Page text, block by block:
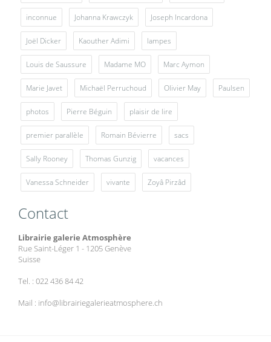
inconnue Johanna Krawczyk Joseph Incardona
Joël Dicker Kaouther Adimi lampes
Louis de Saussure Madame MO Marc Aymon
Marie Javet Michaël Perruchoud Olivier May Paulsen
photos Pierre Béguin plaisir de lire
premier parallèle Romain Bévierre sacs
Sally Rooney Thomas Gunzig vacances
Vanessa Schneider vivante Zoyâ Pirzâd
Contact
Librairie galerie Atmosphère
Rue Saint-Léger 1 - 1205 Genève
Suisse
Tel. : 022 436 84 42
Mail : info@librairiegalerieatmosphere.ch